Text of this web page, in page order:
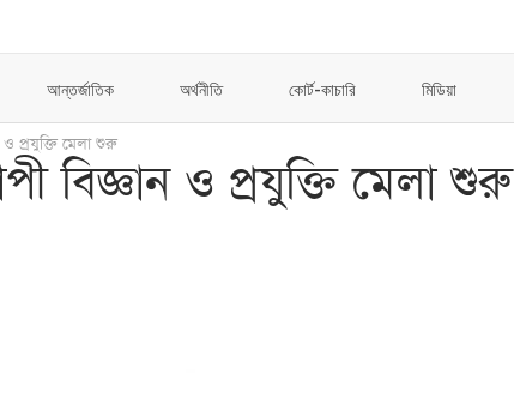
আন্তর্জাতিক অর্থনীতি কোর্ট-কাচারি মিডিয়া
ও প্রযুক্তি মেলা শুরু
বিজ্ঞান ও প্রযুক্তি মেলা শুরু